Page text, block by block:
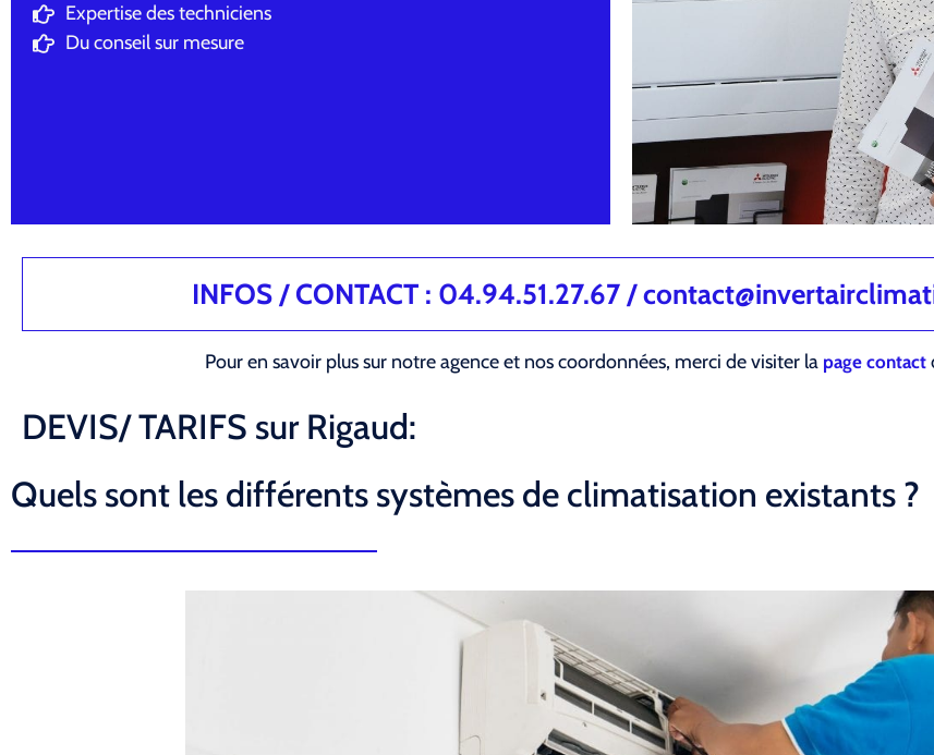
Expertise des techniciens
Du conseil sur mesure
INFOS / CONTACT : 04.94.51.27.67 /
Pour en savoir plus sur notre agence et nos coordonnées, merci de visiter la page contact
DEVIS/ TARIFS sur Rigaud:
Quels sont les différents systèmes de climatisation existants ?